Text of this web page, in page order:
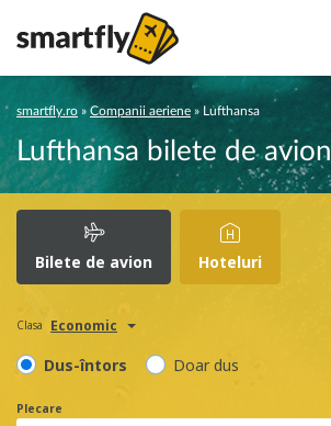
smartfly.ro » Companii aeriene » Lufthansa
Lufthansa bilete de avion
Bilete de avion Hoteluri
Clasa Economic
Dus-întors Doar dus
Plecare